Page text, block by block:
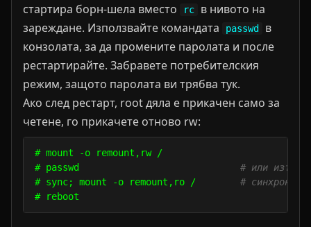
стартира борн-шела вместо
rc
в нивото на
зареждане. Използвайте командата
passwd
в
конзолата, за да промените паролата и после
рестартирайте. Забравете потребителския
режим, защото паролата ви трябва тук.
Ако след рестарт, root дяла е прикачен само за
четене, го прикачете отново rw:
# mount -o remount,rw /
# passwd # или
# sync; mount -o remount,ro / #